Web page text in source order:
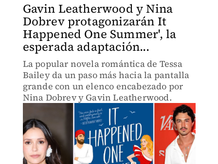
Gavin Leatherwood y Nina
Dobrev protagonizarán It
Happened One Summer', la
esperada adaptación...
La popular novela romántica de Tessa
Bailey da un paso más hacia la pantalla
grande con un elenco encabezado por
Nina Dobrev y Gavin Leatherwood.